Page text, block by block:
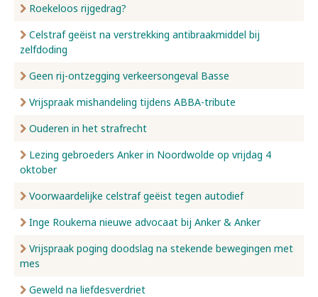
Roekeloos rijgedrag?
Celstraf geëist na verstrekking antibraakmiddel bij
zelfdoding
Geen rij-ontzegging verkeersongeval Basse
Vrijspraak mishandeling tijdens ABBA-tribute
Ouderen in het strafrecht
Lezing gebroeders Anker in Noordwolde op vrijdag 4
oktober
Voorwaardelijke celstraf geëist tegen autodief
Inge Roukema nieuwe advocaat bij Anker & Anker
Vrijspraak poging doodslag na stekende bewegingen met
mes
Geweld na liefdesverdriet